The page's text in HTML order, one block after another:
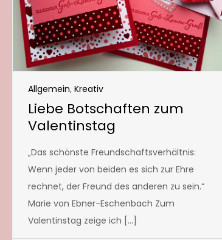
Allgemein, Kreativ
Liebe Botschaften zum
Valentinstag
„Das schönste Freundschaftsverhältnis:
Wenn jeder von beiden es sich zur Ehre
rechnet, der Freund des anderen zu sein.“
Marie von Ebner-Eschenbach Zum
Valentinstag zeige ich […]